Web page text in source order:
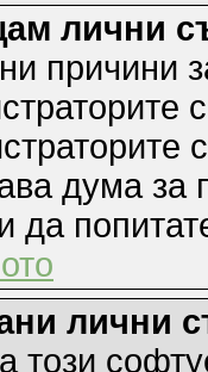
лични
причини
дума за
да
лични
този